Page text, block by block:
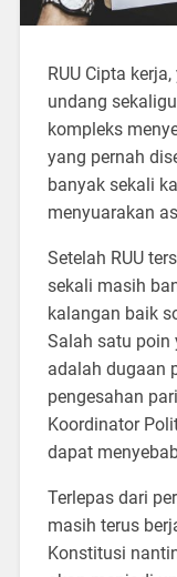
RUU Cipta
undang
kompleks
yang pernah
banyak sekali
menyuarakan
Setelah RUU
sekali masih
kalangan baik
Salah satu poin
adalah dugaan
pengesahan
Koordinator
dapat
Terlepas dari
masih terus
Konstitusi